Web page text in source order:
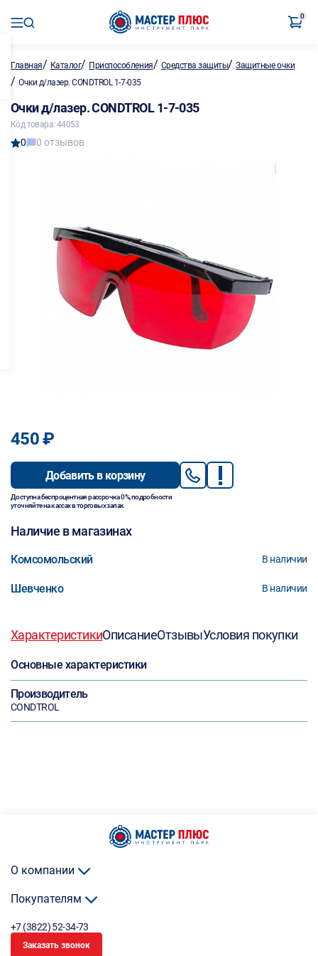
0
Главная/ Каталог/ Приспособления/ Средства защиты/Защитные очки
/ Очки д/лазер. CONDTROL 1-7-035
Очки д/лазер. CONDTROL 1-7-035
Код товара: 44053
0 0 отзывов
450 ₽
Добавить в корзину
Доступна беспроцентная рассрочка 0%, подробности
уточняйте на кассах в торговых залах.
Наличие в магазинах
Комсомольский В наличии
Шевченко В наличии
ХарактеристикиОписаниеОтзывыУсловия покупки
Основные характеристики
Производитель
CONDTROL
О компании
Покупателям
+7 (3822) 52-34-73
Заказать звонок